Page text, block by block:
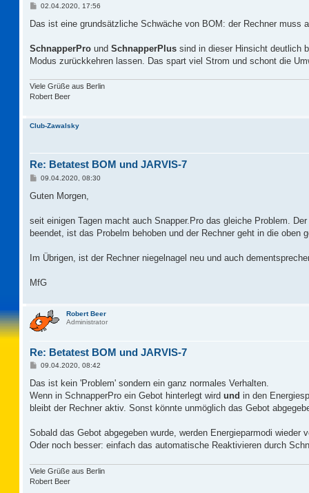
B
i
a
02.04.2020, 17:56
Das ist eine grundsätzliche Schwäche von BOM: der Rechner muss
SchnapperPro und SchnapperPlus sind in dieser Hinsicht deutlich
Modus zurückkehren lassen. Das spart viel Strom und schont die
Viele Grüße aus Berlin
Robert Beer
Club-Zawalsky
Re: Betatest BOM und JARVIS-7
B
i
a
09.04.2020, 08:30
Guten Morgen,
seit einigen Tagen macht auch Snapper.Pro das gleiche Problem.
beendet, ist das Probelm behoben und der Rechner geht in die oben
Im Übrigen, ist der Rechner niegelnagel neu und auch
MfG
Robert Beer
Administrator
Re: Betatest BOM und JARVIS-7
B
i
r
a
09.04.2020, 08:42
Das ist kein 'Problem' sondern ein ganz normales Verhalten.
Wenn in SchnapperPro ein Gebot hinterlegt wird und in den
bleibt der Rechner aktiv. Sonst könnte unmöglich das Gebot
Sobald das Gebot abgegeben wurde, werden Energieparmodi wieder
Oder noch besser: einfach das automatische Reaktivieren durch
Viele Grüße aus Berlin
Robert Beer